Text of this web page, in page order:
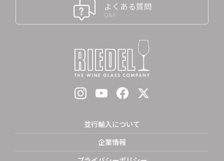
よくある質問
Q&A
並行輸入について
企業情報